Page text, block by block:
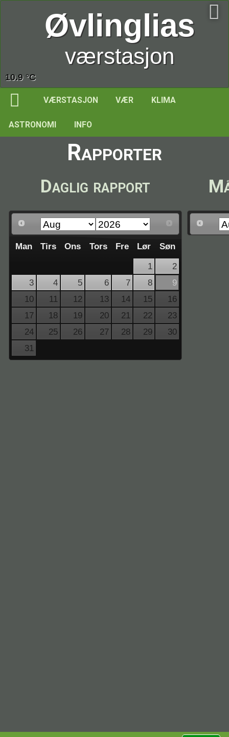
83.8 %
Øvlinglias
værstasjon
VÆRSTASJON VÆR KLIMA
ASTRONOMI INFO
Rapporter
Daglig rapport
Man Tirs Ons Tors Fre Lør
Søn
1
2
3
4 5 6 7 8
9
10
11 12 13 14 15
16
17
18 19 20 21 22
23
24
25 26 27 28 29
30
31